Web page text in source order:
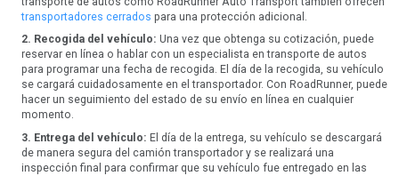
transportadores cerrados para una protección adicional.
2. Recogida del vehículo: Una vez que obtenga su cotización, puede
reservar en línea o hablar con un especialista en transporte de autos
para programar una fecha de recogida. El día de la recogida, su vehículo
se cargará cuidadosamente en el transportador. Con RoadRunner, puede
hacer un seguimiento del estado de su envío en línea en cualquier
momento.
3. Entrega del vehículo: El día de la entrega, su vehículo se descargará
de manera segura del camión transportador y se realizará una
inspección final para confirmar que su vehículo fue entregado en las